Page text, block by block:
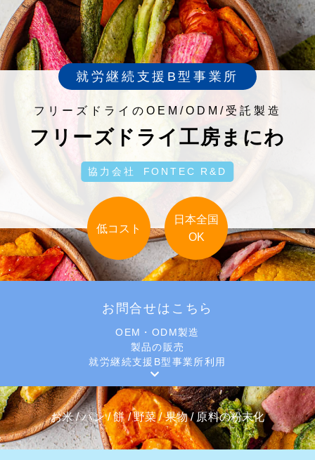
就労継続支援B型事業所
フリーズドライのOEM/ODM/受託製造
フリーズドライ工房まにわ
低コスト
日本全国
OK
協力会社 FONTEC R&D
お問合せは こちら
OEM・ODM製造
製品の販売
就労継続支援B型事業所利用
お米 / パン / 餅 / 野菜 / 果物 / 原料の粉末化